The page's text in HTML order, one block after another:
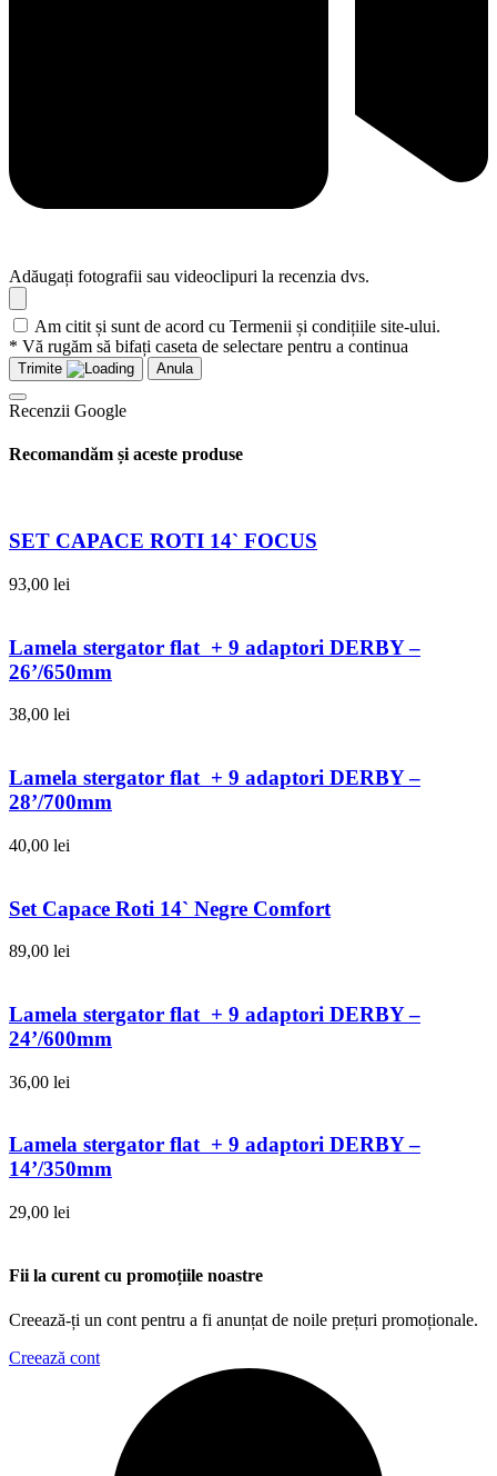
Adăugați fotografii sau videoclipuri la recenzia dvs.
Am citit și sunt de acord cu Termenii și condițiile site-ului.
* Vă rugăm să bifați caseta de selectare pentru a continua
Trimite Anula
Recenzii Google
Recomandăm și aceste produse
SET CAPACE ROTI 14` FOCUS
93,00 lei
Lamela stergator flat + 9 adaptori DERBY –
26’/650mm
38,00 lei
Lamela stergator flat + 9 adaptori DERBY –
28’/700mm
40,00 lei
Set Capace Roti 14` Negre Comfort
89,00 lei
Lamela stergator flat + 9 adaptori DERBY –
24’/600mm
36,00 lei
Lamela stergator flat + 9 adaptori DERBY –
14’/350mm
29,00 lei
Fii la curent cu promoțiile noastre
Creează-ți un cont pentru a fi anunțat de noile prețuri promoționale.
Creează cont